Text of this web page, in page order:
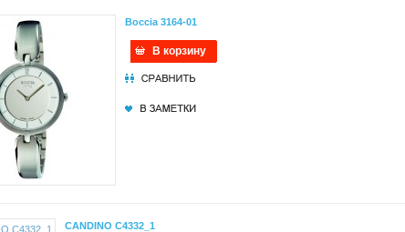
Boccia 3164-01
В корзину
CANDINO C4332_1